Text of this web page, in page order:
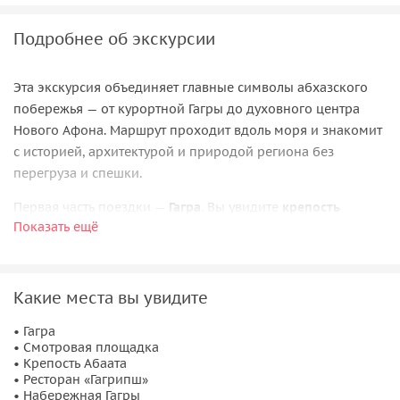
Подробнее об экскурсии
Эта экскурсия объединяет главные символы абхазского
побережья — от курортной Гагры до духовного центра
Нового Афона. Маршрут проходит вдоль моря и знакомит
с историей, архитектурой и природой региона без
перегруза и спешки.
Первая часть поездки — Гагра . Вы увидите
крепость
Абаата, прогуляетесь по набережной, остановитесь у
откроются виды на побережье и горы.
Далее вы отправитесь в
сочетаются природа и религиозная архитектура. Здесь
находится Новоафонский монастырь
куполами, расположенный на склоне горы. Рядом —
Показать ещё
Какие места вы увидите
• Гагра
• Смотровая площадка
• Крепость Абаата
• Ресторан «Гагрипш»
• Набережная Гагры